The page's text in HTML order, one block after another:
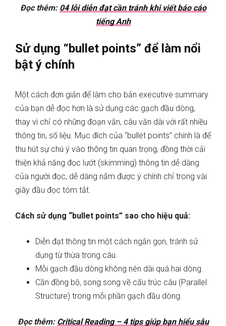
Đọc thêm: 04 lỗi diễn đạt cần tránh khi viết báo cáo
tiếng Anh
Sử dụng “bullet points” để làm nổi
bật ý chính
Một cách đơn giản để làm cho bản executive summary
của bạn dễ đọc hơn là sử dụng các gạch đầu dòng,
thay vì chỉ có những đoạn văn, câu văn dài với rất nhiều
thông tin, số liệu. Mục đích của “bullet points” chính là để
thu hút sự chú ý vào thông tin quan trọng, đồng thời cải
thiện khả năng đọc lướt (skimming) thông tin dễ dàng
của người đọc, dễ dàng nắm được ý chính chỉ trong vài
giây đầu đọc tóm tắt.
Cách sử dụng “bullet points” sao cho hiệu quả:
Diễn đạt thông tin một cách ngắn gọn, tránh sử
dụng từ thừa trong câu.
Mỗi gạch đầu dòng không nên dài quá hai dòng.
Cần đồng bộ, song song về cấu trúc câu (Parallel
Structure) trong mỗi phần gạch đầu dòng.
Đọc thêm: Critical Reading – 4 tips giúp bạn hiểu sâu